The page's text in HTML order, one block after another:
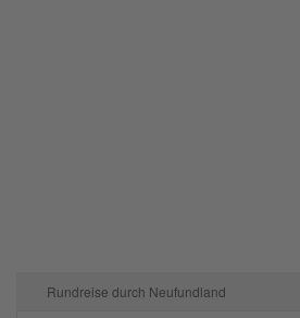
Rundreise durch Neufundland